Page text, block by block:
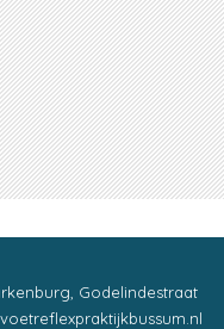
Godelindestraat